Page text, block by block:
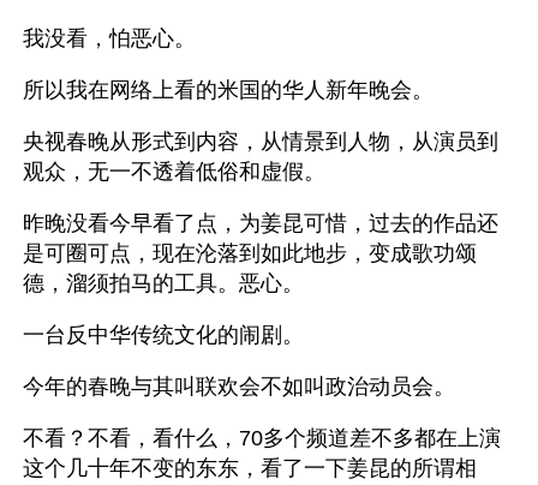
我没看，怕恶心。
所以我在网络上看的米国的华人新年晚会。
央视春晚从形式到内容，从情景到人物，从演员到
观众，无一不透着低俗和虚假。
昨晚没看今早看了点，为姜昆可惜，过去的作品还
是可圈可点，现在沦落到如此地步，变成歌功颂
德，溜须拍马的工具。恶心。
一台反中华传统文化的闹剧。
今年的春晚与其叫联欢会不如叫政治动员会。
不看？不看，看什么，70多个频道差不多都在上演
这个几十年不变的东东，看了一下姜昆的所谓相